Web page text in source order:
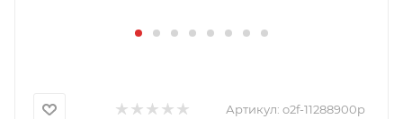
Артикул: o2f-11288900p